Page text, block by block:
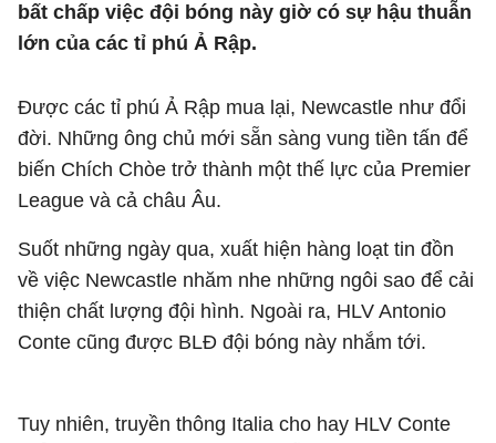
bất chấp việc đội bóng này giờ có sự hậu thuẫn
lớn của các tỉ phú Ả Rập.
Được các tỉ phú Ả Rập mua lại, Newcastle như đổi
đời. Những ông chủ mới sẵn sàng vung tiền tấn để
biến Chích Chòe trở thành một thế lực của Premier
League và cả châu Âu.
Suốt những ngày qua, xuất hiện hàng loạt tin đồn
về việc Newcastle nhăm nhe những ngôi sao để cải
thiện chất lượng đội hình. Ngoài ra, HLV Antonio
Conte cũng được BLĐ đội bóng này nhắm tới.
Tuy nhiên, truyền thông Italia cho hay HLV Conte